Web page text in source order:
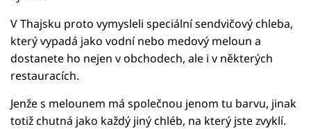
V Thajsku proto vymysleli speciální sendvičový chleba,
který vypadá jako vodní nebo medový meloun a
dostanete ho nejen v obchodech, ale i v některých
restauracích.
Jenže s melounem má společnou jenom tu barvu, jinak
totiž chutná jako každý jiný chléb, na který jste zvyklí.